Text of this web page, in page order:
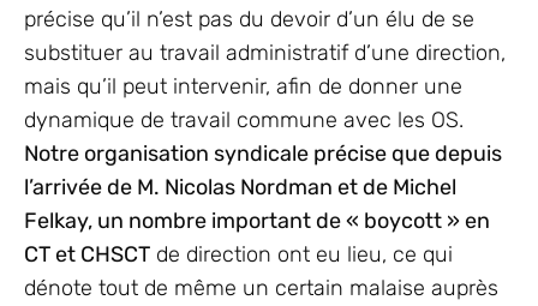
précise qu’il n’est pas du devoir d’un élu de se
substituer au travail administratif d’une direction,
mais qu’il peut intervenir, afin de donner une
dynamique de travail commune avec les OS.
Notre organisation syndicale précise que depuis
l’arrivée de M. Nicolas Nordman et de Michel
Felkay, un nombre important de « boycott » en
CT et CHSCT de direction ont eu lieu, ce qui
dénote tout de même un certain malaise auprès